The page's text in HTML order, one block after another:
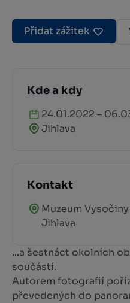
Přidat zážitek
Kde a kdy
24.01.2022 –
Jihlava
Kontakt
Muzeum
Jihlava
...a šestnáct okolních
součástí.
Autorem fotografií
převedených do